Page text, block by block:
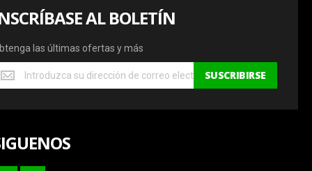
AL BOLETÍN
las últimas ofertas y más
SUSCRIBIRSE